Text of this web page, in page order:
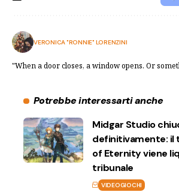
VERONICA "RONNIE" LORENZINI
"When a door closes, a window opens. Or
Potrebbe interessarti anche
Midgar Studio
definitivamente: il
of Eternity viene
tribunale
VIDEOGIOCHI